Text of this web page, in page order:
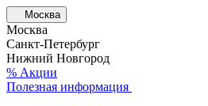
Москва
Москва
Санкт-Петербург
Нижний Новгород
% Акции
Полезная информация